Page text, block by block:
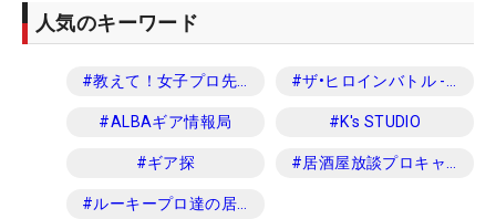
人気のキーワード
#教えて！女子プロ先生 #ザ•ヒロインバトル -NEXT BACK 9-
#ALBAギア情報局 #K's STUDIO
#ギア探 #居酒屋放談プロキャディ編
#ルーキープロ達の居酒屋放談